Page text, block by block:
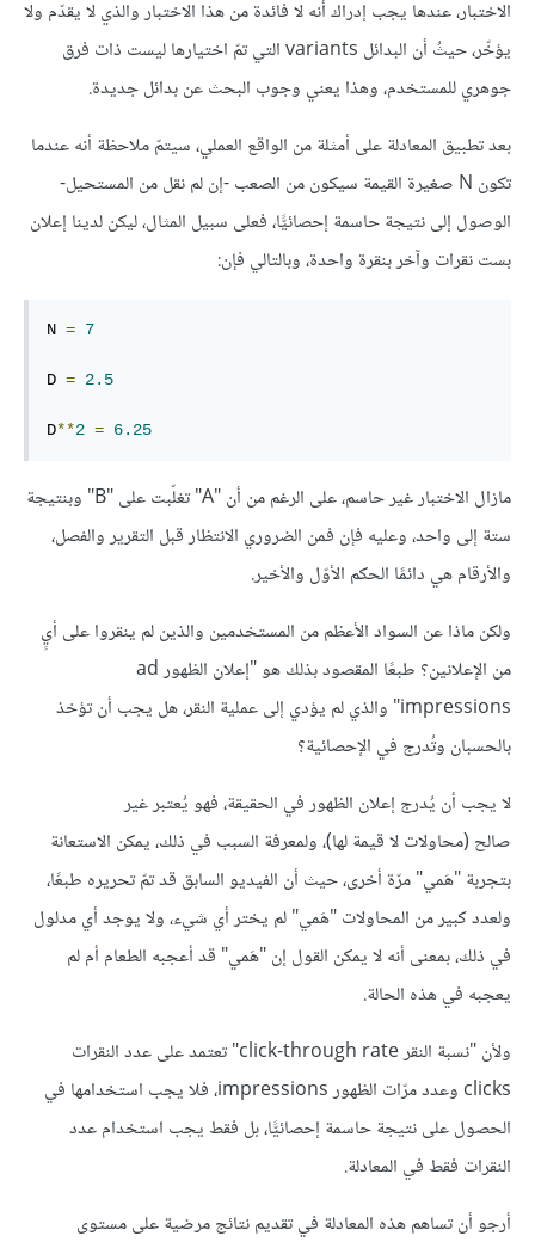
الاختبار، عندها يجب إدراك أنه لا فائدة من هذا الاختبار والذي لا يقدّم ولا
يؤخّر، حيثُ أن البدائل variants التي تمّ اختيارها ليست ذات فرق
جوهري للمستخدم، وهذا يعني وجوب البحث عن بدائل جديدة.
بعد تطبيق المعادلة على أمثلة من الواقع العملي، سيتمّ ملاحظة أنه عندما
تكون N صغيرة القيمة سيكون من الصعب -إن لم نقل من المستحيل-
الوصول إلى نتيجة حاسمة إحصائيًّا، فعلى سبيل المثال، ليكن لدينا إعلان
بست نقرات وآخر بنقرة واحدة، وبالتالي فإن:
N = 7
D = 2.5
D**2 = 6.25
مازال الاختبار غير حاسم، على الرغم من أن "A" تغلّبت على "B" وبنتيجة
ستة إلى واحد، وعليه فإن فمن الضروري الانتظار قبل التقرير والفصل،
والأرقام هي دائمًا الحكم الأوّل والأخير.
ولكن ماذا عن السواد الأعظم من المستخدمين والذين لم ينقروا على أيٍ
من الإعلانين؟ طبعًا المقصود بذلك هو "إعلان الظهور ad
impressions" والذي لم يؤدي إلى عملية النقر، هل يجب أن تؤخذ
بالحسبان وتُدرج في الإحصائية؟
لا يجب أن يُدرج إعلان الظهور في الحقيقة، فهو يُعتبر غير
صالح (محاولات لا قيمة لها)، ولمعرفة السبب في ذلك، يمكن الاستعانة
بتجربة "هَمي" مرّة أخرى، حيث أن الفيديو السابق قد تمّ تحريره طبعًا،
ولعدد كبير من المحاولات "هَمي" لم يختر أي شيء، ولا يوجد أي مدلول
في ذلك، بمعنى أنه لا يمكن القول إن "هَمي" قد أعجبه الطعام أم لم
يعجبه في هذه الحالة.
ولأن "نسبة النقر click-through rate" تعتمد على عدد النقرات
clicks وعدد مرّات الظهور impressions، فلا يجب استخدامها في
الحصول على نتيجة حاسمة إحصائيًّا، بل فقط يجب استخدام عدد
النقرات فقط في المعادلة.
أرجو أن تساهم هذه المعادلة في تقديم نتائج مرضية على مستوى